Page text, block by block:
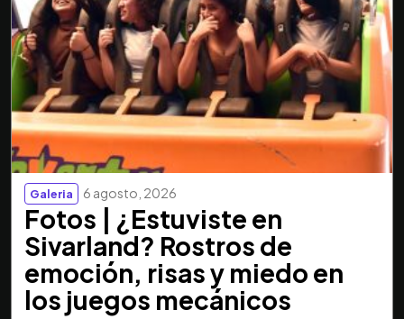
Galeria 6 agosto, 2026
Fotos | ¿Estuviste en
Sivarland? Rostros de
emoción, risas y miedo en
los juegos mecánicos